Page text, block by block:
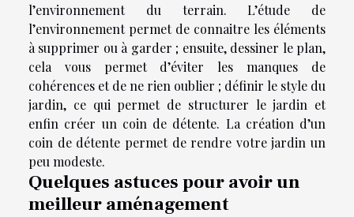
l’environnement du terrain. L’étude de
l’environnement permet de connaitre les éléments
à supprimer ou à garder ; ensuite, dessiner le plan,
cela vous permet d’éviter les manques de
cohérences et de ne rien oublier ; définir le style du
jardin, ce qui permet de structurer le jardin et
enfin créer un coin de détente. La création d’un
coin de détente permet de rendre votre jardin un
peu modeste.
Quelques astuces pour avoir un
meilleur aménagement